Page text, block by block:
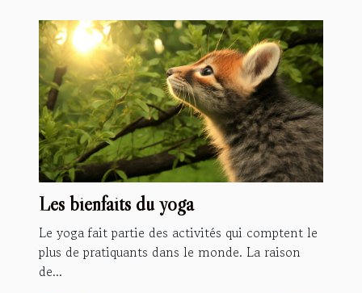
Les bienfaits du yoga
Le yoga fait partie des activités qui comptent le
plus de pratiquants dans le monde. La raison
de...